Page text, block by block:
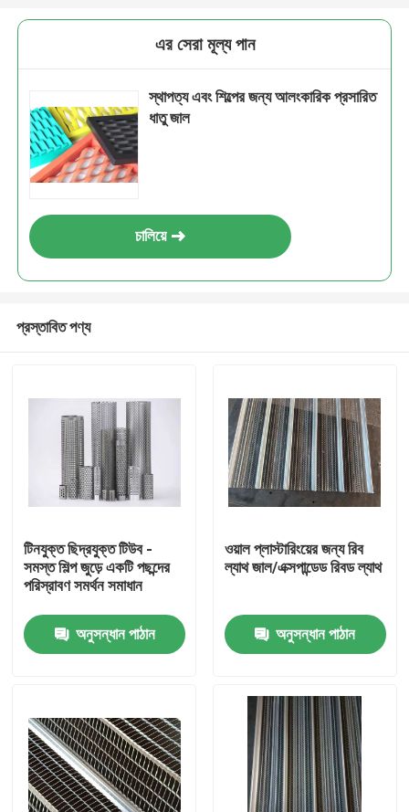
পণ্য
আমাদের সম্বন্ধে
এর সেরা মূল্য পান
স্থাপত্য এবং শিল্পের জন্য আলংকারিক প্রসারিত
ধাতু জাল
চালিয়ে
প্রস্তাবিত পণ্য
টিনযুক্ত ছিদ্রযুক্ত টিউব -
সমস্ত শিল্প জুড়ে একটি পছন্দের
পরিস্রাবণ সমর্থন সমাধান
অনুসন্ধান পাঠান
ওয়াল প্লাস্টারিংয়ের জন্য রিব
ল্যাথ জাল/এক্সপান্ডেড রিবড ল্যাথ
অনুসন্ধান পাঠান